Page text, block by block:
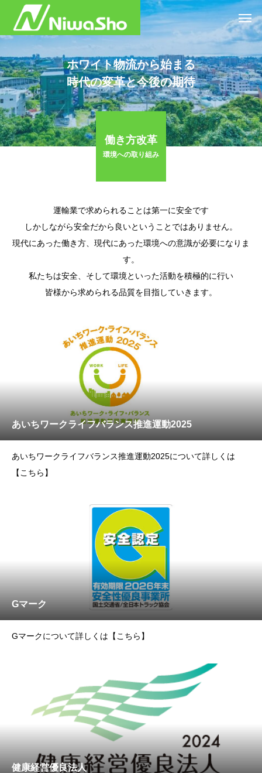
ホワイト物流から始まる
時代の変革と今後の期待
働き方改革
環境への取り組み
運輸業で求められることは第一に安全です
しかしながら安全だから良いということではありません。
現代にあった働き方、現代にあった環境への意識が必要になりま
す。
私たちは安全、そして環境といった活動を積極的に行い
皆様から求められる品質を目指していきます。
あいちワークライフバランス推進運動2025
あいちワークライフバランス推進運動2025について詳しくは
【こちら】
Gマーク
Gマークについて詳しくは【こちら】
健康経営優良法人